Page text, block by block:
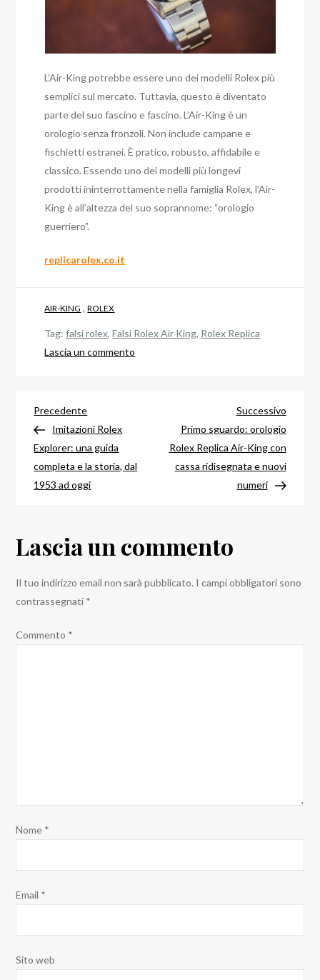
L’Air-King potrebbe essere uno dei modelli Rolex più
semplici sul mercato. Tuttavia, questo è diventato
parte del suo fascino e fascino. L’Air-King è un
orologio senza fronzoli. Non include campane e
fischietti estranei. È pratico, robusto, affidabile e
classico. Essendo uno dei modelli più longevi
prodotti ininterrottamente nella famiglia Rolex, l’Air-
King è all’altezza del suo soprannome: “orologio
guerriero”.
replicarolex.co.it
AIR-KING ,ROLEX
Tag:falsi rolex,Falsi Rolex Air King, Rolex Replica
Lascia un commento
Navigazione
articoli
Articolo
precedente
Precedente
Imitazioni Rolex
Explorer: una guida
completa e la storia, dal
1953 ad oggi
Successivo
Primo sguardo: orologio
Rolex Replica Air-King con
cassa ridisegnata e nuovi
numeri
Lascia un commento
Il tuo indirizzo email non sarà pubblicato. I campi obbligatori sono
contrassegnati *
Commento *
Nome *
Email *
Sito web